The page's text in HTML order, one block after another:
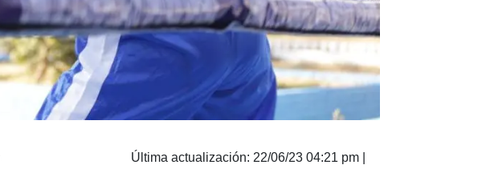
Última actualización: 22/06/23 04:21 pm